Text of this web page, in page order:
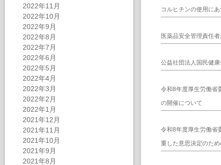
2022年11月
2022年10月
2022年9月
2022年8月
2022年7月
2022年6月
2022年5月
2022年4月
2022年3月
2022年2月
2022年1月
2021年12月
2021年11月
2021年10月
2021年9月
2021年8月
コルヒチンの使用に
医薬品安全管理責任
公益社団法人国民健
令和8年度厚生労働省
の開催について
令和8年度厚生労働省
重した意思決定のた